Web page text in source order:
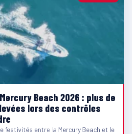
Beach 2026 : plus de
lors des contrôles
festivités entre la Mercury Beach et le